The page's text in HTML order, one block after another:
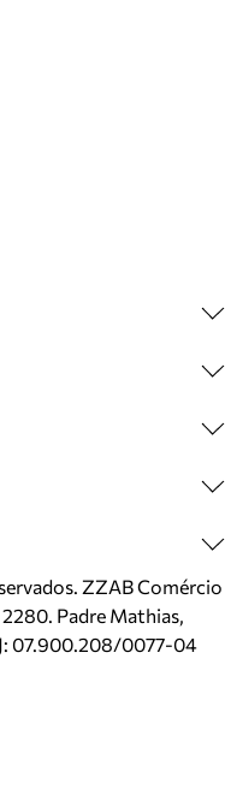
ZZAB Comércio
Padre Mathias,
07.900.208/0077-04